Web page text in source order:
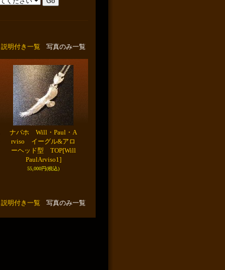
説明付き一覧 写真のみ一覧
ナバホ Will・Paul・A
rviso イーグル&アロ
ーヘッド型 TOP[Will
PaulArviso1]
55,000円(税込)
説明付き一覧 写真のみ一覧